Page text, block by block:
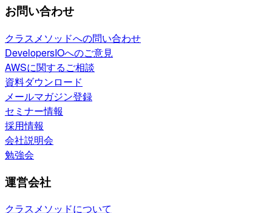
お問い合わせ
クラスメソッドへの問い合わせ
DevelopersIOへのご意見
AWSに関するご相談
資料ダウンロード
メールマガジン登録
セミナー情報
採用情報
会社説明会
勉強会
運営会社
クラスメソッドについて